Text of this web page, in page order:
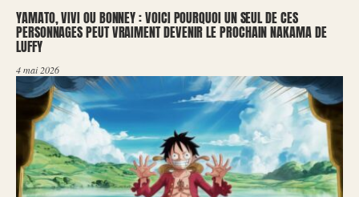
YAMATO, VIVI OU BONNEY : VOICI POURQUOI UN SEUL DE CES
PERSONNAGES PEUT VRAIMENT DEVENIR LE PROCHAIN NAKAMA DE
LUFFY
4 mai 2026